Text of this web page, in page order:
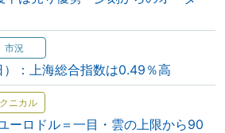
：上海総合指数は0.49％高
ーロドル＝一目・雲の上限から90